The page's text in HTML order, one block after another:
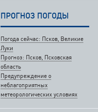
ПРОГНОЗ ПОГОДЫ
Погода сейчас: Псков, Великие
Луки
Прогноз: Псков, Псковская
область
Предупреждение о
неблагоприятных
метеорологических условиях